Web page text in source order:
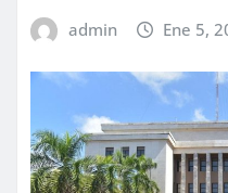
admin Ene 5,